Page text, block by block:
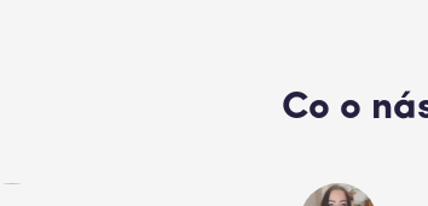
Co o